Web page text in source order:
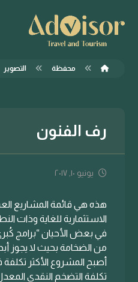
محفظة التصوير
رف الفنون
يونيو ١٠, ٢٠١٧
هذه هي قائمة المشاريع
الاستثمارية للغاية وذات
في بعض الأحيان “برامج
من الضخامة بحيث لا يجوز
أصبح المشروع الأكثر
تكلفة التضخم النقدي